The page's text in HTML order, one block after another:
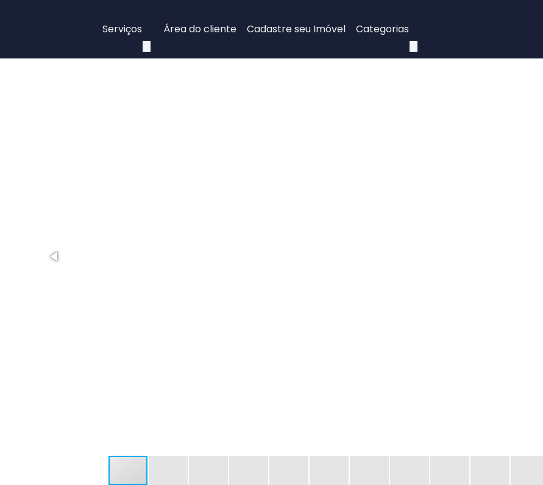
Categorias
Cadastre seu Imóvel
Área do cliente
Serviços